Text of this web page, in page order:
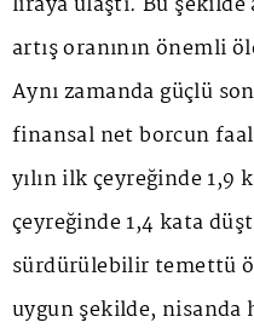
artış oranının önemli
Aynı zamanda güçlü
finansal net borcun
yılın ilk çeyreğinde 1,9
çeyreğinde 1,4 kata
sürdürülebilir temettü
uygun şekilde, nisanda